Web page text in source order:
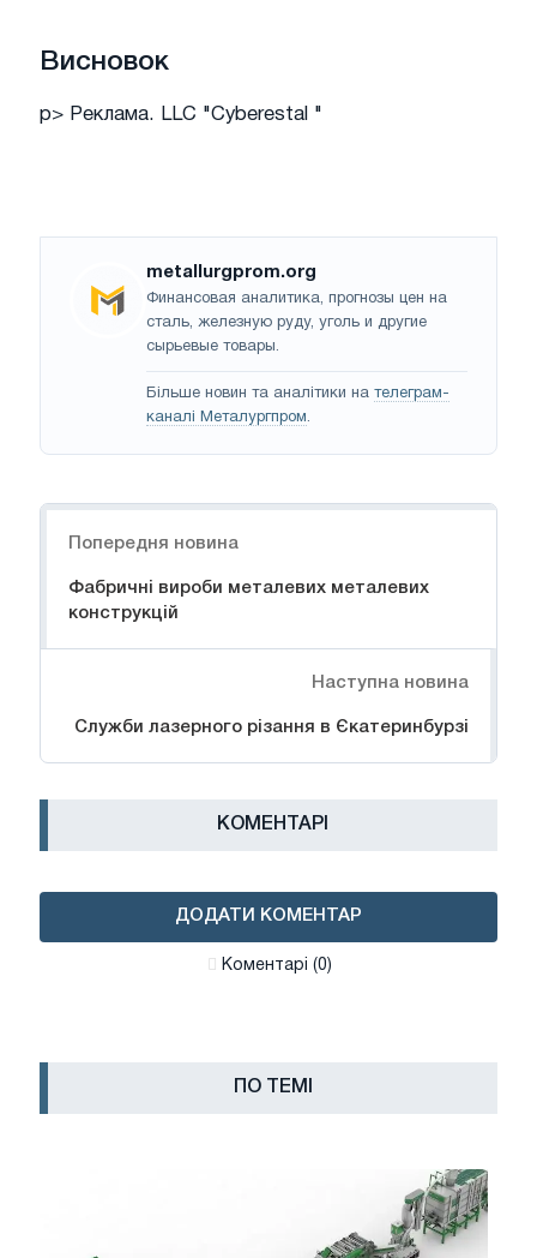
Висновок
p> Реклама. LLC "Cyberestal "
metallurgprom.org
Финансовая аналитика, прогнозы цен на
сталь, железную руду, уголь и другие
сырьевые товары.
Більше новин та аналітики на телеграм-
каналі Металургпром.
Попередня новина
Фабричні вироби металевих металевих
конструкцій
Наступна новина
Служби лазерного різання в Єкатеринбурзі
КОМЕНТАРІ
ДОДАТИ КОМЕНТАР
Коментарі (0)
ПО ТЕМІ